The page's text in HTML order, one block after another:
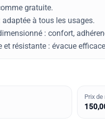
gratuite.
à tous les usages.
: confort,
et résistante : évacue
Prix